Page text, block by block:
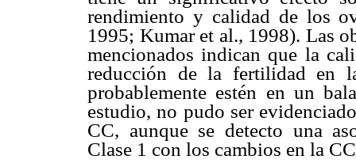
rendimiento y calidad de los
1995; Kumar et al., 1998). Las
mencionados indican que la
reducción de la fertilidad en
probablemente estén en un
estudio, no pudo ser
CC, aunque se detecto una
Clase 1 con los cambios en la